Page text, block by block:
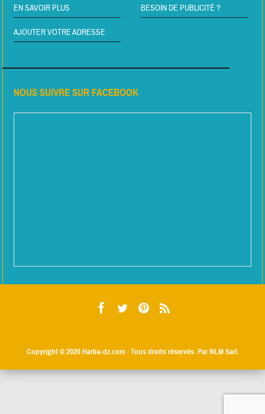
EN SAVOIR PLUS BESOIN DE PUBLICITÉ ?
AJOUTER VOTRE ADRESSE
NOUS SUIVRE SUR FACEBOOK
Copyright © 2020Harba-dz.com- Tous droits réservés. Par NLM Sarl.